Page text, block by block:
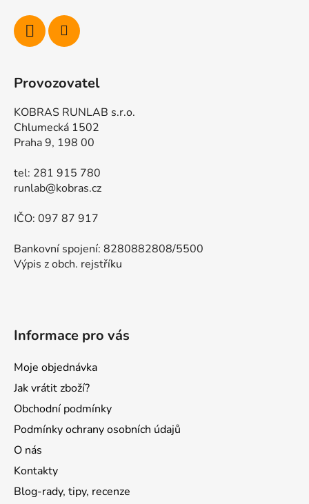
Provozovatel
KOBRAS RUNLAB s.r.o.
Chlumecká 1502
Praha 9, 198 00
tel: 281 915 780
runlab@kobras.cz
IČO: 097 87 917
Bankovní spojení: 8280882808/5500
Výpis z obch. rejstříku
Informace pro vás
Moje objednávka
Jak vrátit zboží?
Obchodní podmínky
Podmínky ochrany osobních údajů
O nás
Kontakty
Blog-rady, tipy, recenze